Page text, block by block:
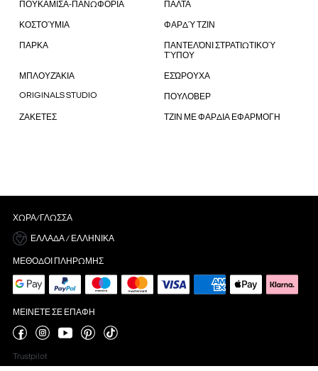
ΠΟΥΚΑΜΙΣΑ-ΠΑΝΩΦΟΡΙΑ ΠΑΛΤΑ
ΚΟΣΤΟΎΜΙΑ ΦΑΡΔΎ ΤΖΙΝ
ΠΑΡΚΑ
ΠΑΝΤΕΛΌΝΙ ΣΤΡΑΤΙΩΤΙΚΟΎ
ΤΎΠΟΥ
ΜΠΛΟΥΖΆΚΙΑ ΕΣΏΡΟΥΧΑ
ORIGINALS STUDIO ΠΟΥΛΟΒΕΡ
ΖΑΚΕΤΕΣ ΤΖΙΝ ΜΕ ΦΑΡΔΙΑ ΕΦΑΡΜΟΓΗ
ΧΏΡΑ/ΓΛΏΣΣΑ
ΕΛΛΆΔΑ / ΕΛΛΗΝΙΚΆ
ΜΈΘΟΔΟΙ ΠΛΗΡΩΜΉΣ
ΜΕΊΝΕΤΕ ΣΕ ΕΠΑΦΉ
Trustpilot